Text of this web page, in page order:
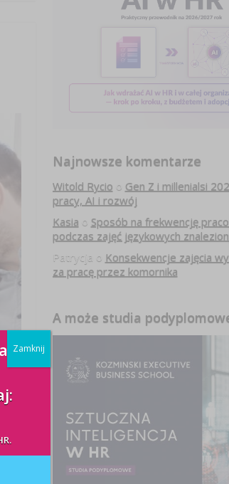
Najnowsze komentarze
Witold Rycio o Gen Z i millenialsi
pracy, AI i rozwój
Kasia o Sposób na frekwencję
podczas zajęć językowych
Patrycja o Konsekwencje zajęcia
za pracę przez komornika
A może studia
Zamknij